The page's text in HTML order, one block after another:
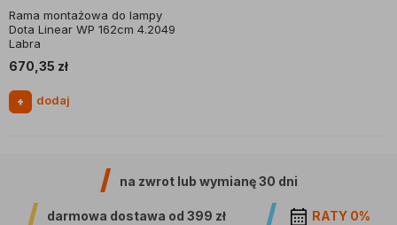
Rama montażowa do lampy
Dota Linear WP 162cm 4.2049
Labra
670,35 zł
+ dodaj
na zwrot lub wymianę30 dni
darmowa dostawa od 399 zł RATY 0%